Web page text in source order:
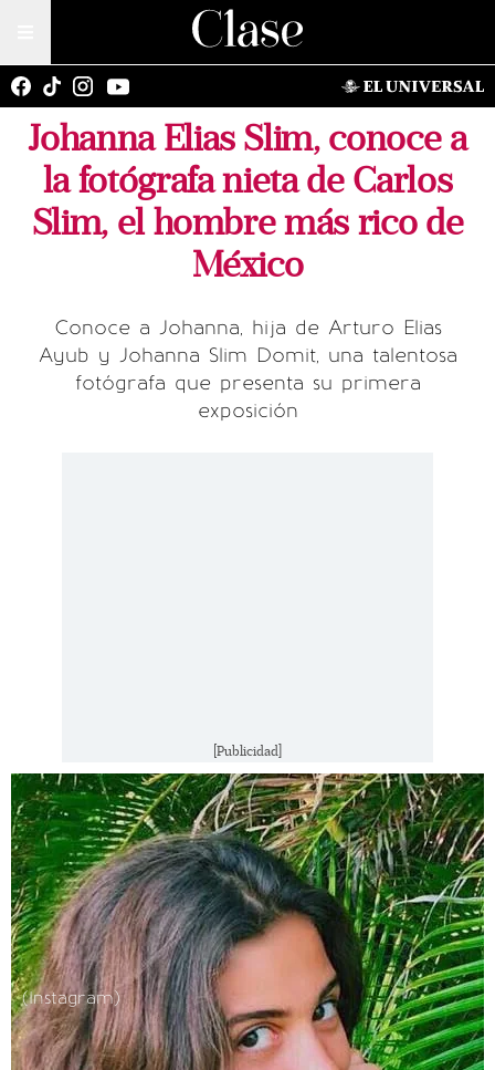
Johanna Elias Slim, conoce a
la fotógrafa nieta de Carlos
Slim, el hombre más rico de
México
Conoce a Johanna, hija de Arturo Elias
Ayub y Johanna Slim Domit, una talentosa
fotógrafa que presenta su primera
exposición
[Publicidad]
(Instagram)